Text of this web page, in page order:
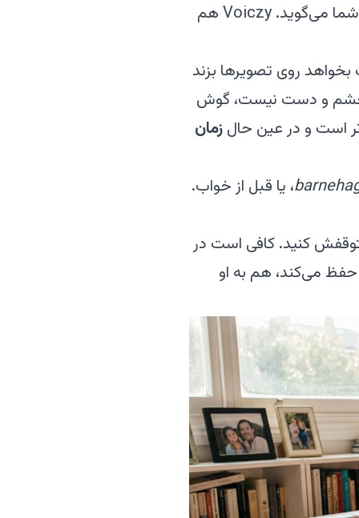
کودک ادامه‌ی داستان را حدس می‌زند و چند روز بعد خودش بعضی کلمه‌ها را زودتر از شما می‌گوید. Voiczy هم
روی تصویرها بزند
چشم و دست نیست، گوش
است و در عین حالزمان
، یا قبل از خواب.
کنید. کافی است در
می‌کند، هم به او